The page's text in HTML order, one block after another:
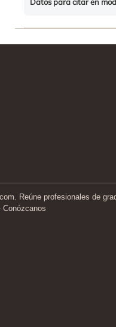
Reúne profesionales de
Conózcanos